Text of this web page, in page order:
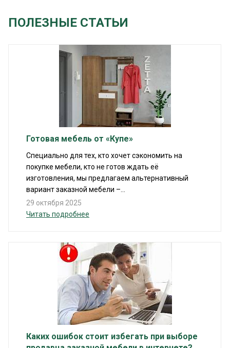
ПОЛЕЗНЫЕ СТАТЬИ
Готовая мебель от «Купе»
Специально для тех, кто хочет сэкономить на
покупке мебели, кто не готов ждать её
изготовления, мы предлагаем альтернативный
вариант заказной мебели –...
29 октября 2025
Читать подробнее
Каких ошибок стоит избегать при выборе